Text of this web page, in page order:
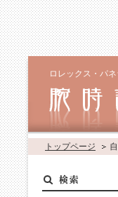
ロレックス・パ
トップページ